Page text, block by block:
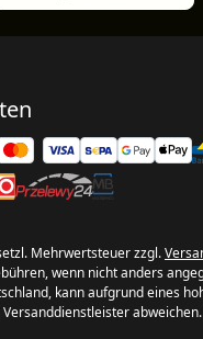
Mehrwertsteuer zzgl.
wenn nicht anders
kann aufgrund eines
abweichen.